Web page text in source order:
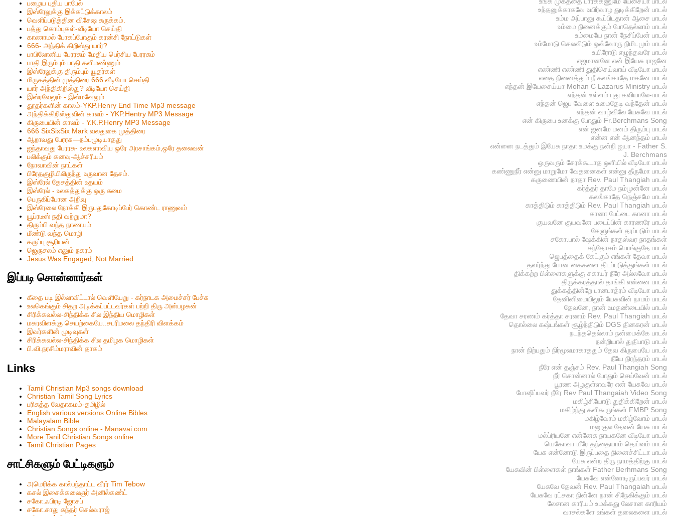
பழைய புதிய பாபேல்
இஸ்ரேலுக்கு இக்கட்டுக்காலம்
வெளிப்படுத்தின விசேஷ சுருக்கம்.
பத்து கொம்புகள்-வீடியோ செய்தி
காணாமல் போகப்போகும் கரன்சி நோட்டுகள்
666- அந்திக் கிறிஸ்து யார்?
பாபிலோனிய பேரரசும் மேதிய பெர்சிய பேரரசும்
பாதி இரும்பும் பாதி களிமண்ணும்
இஸ்ரேலுக்கு திரும்பும் யூதர்கள்
மிருகத்தின் முத்திரை 666 வீடியோ செய்தி
யார் அந்திகிறிஸ்து? வீடியோ செய்தி
இஸ்ரவேலும் - இஸ்மவேலும்
தூதர்களின் காலம்-YKP.Henry End Time Mp3 message
அந்திக்கிறிஸ்துவின் காலம் - YKP.Hentry MP3 Message
கிருபையின் காலம் - Y.K.P.Henry MP3 Message
666 SixSixSix Mark வலதுகை முத்திரை
ஆறாவது பேரரசு—நம்பமுடியாதது
ஐந்தாவது பேரரசு- உலகளாவிய ஒரே அரசாங்கம்,ஒரே தலைவன்
பலிக்கும் கனவு-ஆச்சரியம்
நோவாவின் நாட்கள்
பிரேதகுழியிலிருந்து உருவான தேசம்.
இஸ்ரேல் தேசத்தின் உதயம்
இஸ்ரேல் - உலகத்துக்கு ஒரு சுமை
பெருகிப்போன அறிவு
இஸ்ரேலை நோக்கி இருபதுகோடிப்பேர் கொண்ட ராணுவம்
யூப்ரடீஸ் நதி வற்றுமா?
திரும்பி வந்த நாணயம்
மீண்டு வந்த மொழி
கருப்பு சூரியன்
ஜெருசலம் எனும் நகரம்
Jesus Was Engaged, Not Married
இப்படி சொன்னார்கள்
கீதை படி இல்லாவிட்டால் வெளியேறு - கர்நாடக அமைச்சர் பேச்சு
உலகெங்கும் சிதற அடிக்கப்பட்டவர்கள் பற்றி திரு அன்பழகன்
சிரிக்கவல்ல-சிந்திக்க சில இந்திய மொழிகள்
மகரவிளக்கு செயற்கையே..சபரிமலை தந்திரி விளக்கம்
இவர்களின் முடிவுகள்
சிரிக்கவல்ல-சிந்திக்க சில தமிழக மொழிகள்
பி.வி.நரசிம்மராவின் தாகம்
Links
Tamil Christian Mp3 songs download
Christian Tamil Song Lyrics
பரிசுத்த வேதாகமம்-தமிழில்
English various versions Online Bibles
Malayalam Bible
Christian Songs online - Manavai.com
More Tanil Christian Songs online
Tamil Christian Pages
சாட்சிகளும் பேட்டிகளும்
அமெரிக்க கால்பந்தாட்ட வீரர் Tim Tebow
கசல் இசைக்கலைஞர் அனில்கண்ட்
சகோ.ஃபிரடி ஜோசப்
சகோ.சாது சுந்தர் செல்வராஜ்
உந்தனுக்காகவே உயிர்வாழ துடிக்கிறேன் பாடல்
உம்ம அப்பானு கூப்பிடதான் ஆசை பாடல்
உம்மை நினைக்கும் போதெல்லாம் பாடல்
உம்மையே நான் நேசிப்பேன் பாடல்
உம்மோடு செலவிடும் ஒவ்வோரு நிமிடமும் பாடல்
உயிரோடு எழுந்தவரே பாடல்
எஜமானனே என் இயேசு ராஜனே
எண்ணி எண்ணி துதிசெய்வாய் வீடியோ பாடல்
எதை நினைத்தும் நீ கலங்காதே மகனே பாடல்
எந்தன் இயேசைய்யா Mohan C Lazarus Ministry பாடல்
எந்தன் உள்ளம் புது கவியாலே-பாடல்
எந்தன் ஜெப வேளை உமைதேடி வந்தேன் பாடல்
எந்தன் வாழ்விலே யேசுவே பாடல்
என் கிருபை உனக்கு போதும் Fr.Berchmans Song
என் ஜனமே மனம் திரும்பு பாடல்
என்ன என் ஆனந்தம் பாடல்
என்னை நடத்தும் இயேசு நாதா உமக்கு நன்றி ஐயா - Father S.
J. Berchmans
ஒருவரும் சேரக்கூடாத ஒளியில் வீடியோ பாடல்
கண்ணுநீர் என்னு மாறுமோ வேதனைகள் என்னு தீருமோ பாடல்
கருணையின் நாதா Rev. Paul Thangiah பாடல்
கர்த்தர் தாமே நம்முன்னே பாடல்
கலங்காதே நெஞ்சமே பாடல்
காத்திடும் காத்திடும் Rev. Paul Thangiah பாடல்
கானா பேட்டை கானா பாடல்
குயவனே குயவனே படைப்பின் காரணரே பாடல்
கேளுங்கள் தரப்படும் பாடல்
சகோ.பால் ஷேக்கின் நாதஸ்வர நாதங்கள்
சந்தோசம் பொங்குதே பாடல்
ஜெபத்தைக் கேட்கும் எங்கள் தேவா பாடல்
தளர்ந்து போன கைகளை திடப்படுத்துங்கள் பாடல்
திக்கற்ற பிள்ளைகளுக்கு சகாயர் நீரே அல்லவோ பாடல்
திருக்கரத்தால் தாங்கி என்னை பாடல்
துக்கத்தின்றே பானபாத்ரம் வீடியோ பாடல்
தேனினிமையிலும் யேசுவின் நாமம் பாடல்
தேவனே, நான் உமதண்டையில் பாடல்
தேவா சரணம் கர்த்தா சரணம் Rev. Paul Thangiah பாடல்
தொல்லை கஷ்டங்கள் சூழ்ந்திடும் DGS தினகரன் பாடல்
நடந்ததெல்லாம் நன்மைக்கே பாடல்
நன்றியால் துதிபாடு பாடல்
நான் நிற்பதும் நிர்மூலமாகாததும் தேவ கிருபையே பாடல்
நீயே நிரந்தரம் பாடல்
நீரே என் தஞ்சம் Rev. Paul Thangiah Song
நீர் சொன்னால் போதும் செய்வேன் பாடல்
பூரண அழகுள்ளவரே என் யேசுவே பாடல்
போஷிப்பவர் நீரே Rev Paul Thangaiah Video Song
மகிழ்சியோடு துதிக்கிறேன் பாடல்
மகிழ்ந்து களிகூருங்கள் FMBP Song
மகிழ்வோம் மகிழ்வோம் பாடல்
மனுகுல தேவன் யேசு பாடல்
மல்ப்ரியனே என்னேசு நாயகனே வீடியோ பாடல்
யெகோவா யீரே தந்தையாம் தெய்வம் பாடல்
யேசு என்னோடு இருப்பதை நினைச்சிட்டா பாடல்
யேசு என்ற திரு நாமத்திற்கு பாடல்
யேசுவின் பிள்ளைகள் நாங்கள் Father Berhmans Song
யேசுவே என்னோடிருப்பவர் பாடல்
யேசுவே தேவன் Rev. Paul Thangaiah பாடல்
யேசுவே ரட்சகா நின்னே நான் சிநேகிக்கும் பாடல்
லேசான காரியம் உமக்கது லேசான காரியம்
வாசல்களே உங்கள் தலைகளை பாடல்